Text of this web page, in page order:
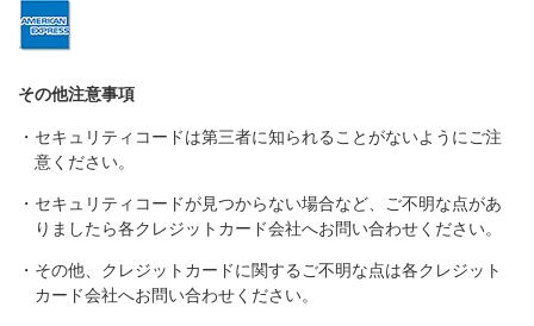
その他注意事項
・セキュリティコードは第三者に知られることがないようにご注
意ください。
・セキュリティコードが見つからない場合など、ご不明な点があ
りましたら各クレジットカード会社へお問い合わせください。
・その他、クレジットカードに関するご不明な点は各クレジット
カード会社へお問い合わせください。